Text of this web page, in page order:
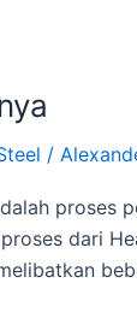
/
dari